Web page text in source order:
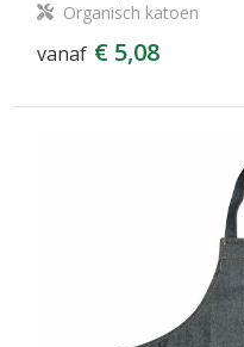
Organisch katoen
vanaf € 5,08